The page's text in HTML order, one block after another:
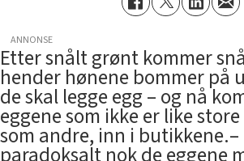
ANNONSE
Etter snålt grønt kommer
hender hønene bommer på
de skal legge egg – og nå
eggene som ikke er like
som andre, inn i butikkene.–